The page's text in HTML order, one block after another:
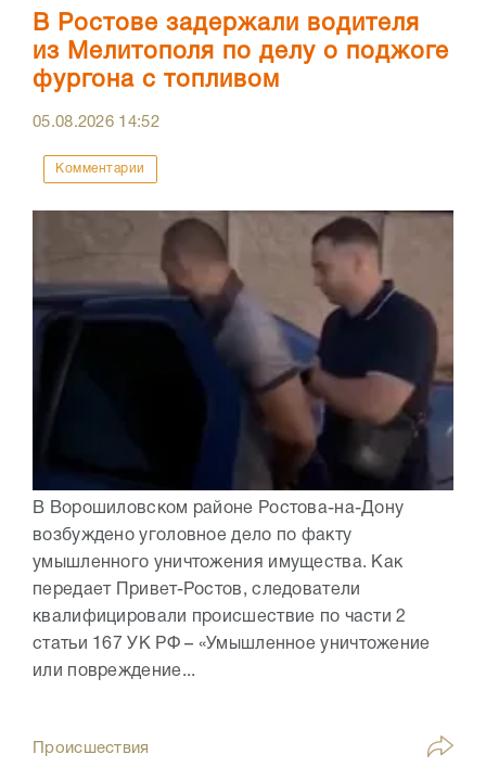
В Ростове задержали водителя
из Мелитополя по делу о поджоге
фургона с топливом
05.08.2026 14:52
Комментарии
В Ворошиловском районе Ростова-на-Дону
возбуждено уголовное дело по факту
умышленного уничтожения имущества. Как
передает Привет-Ростов, следователи
квалифицировали происшествие по части 2
статьи 167 УК РФ – «Умышленное уничтожение
или повреждение...
Происшествия